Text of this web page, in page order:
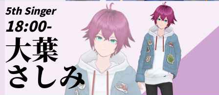
5th Singer
18:00-
大葉
さしみ